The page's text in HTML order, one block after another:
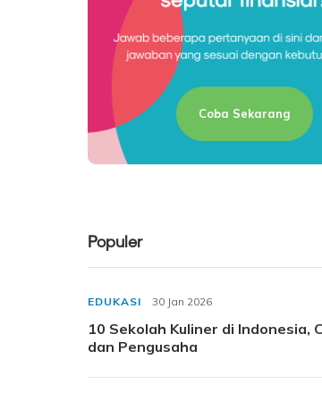
Coba Sekarang
Populer
EDUKASI 30 Jan 2026
10 Sekolah Kuliner di Indonesia,
dan Pengusaha